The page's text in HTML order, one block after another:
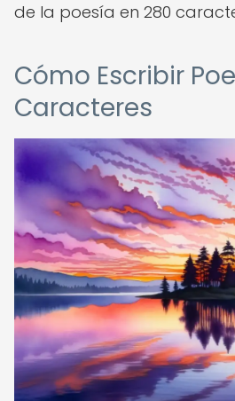
de la poesía en 280
Cómo Escribir
Caracteres